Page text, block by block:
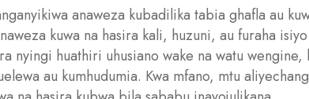
anaweza kubadilika tabia ghafla au
kuwa na hasira kali, huzuni, au furaha
nyingi huathiri uhusiano wake na watu wengine,
au kumhudumia. Kwa mfano, mtu